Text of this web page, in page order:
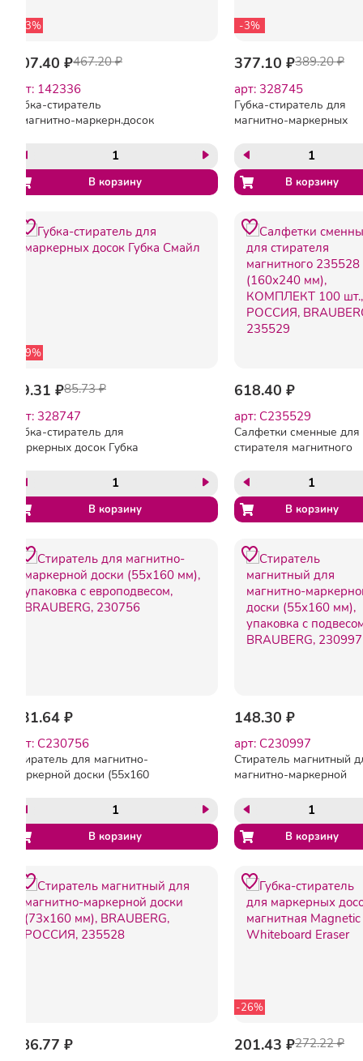
-13%
407.40 ₽467.20 ₽
арт: 142336
Губка-стиратель
д.магнитно-маркерн.досок
бел
-3%
377.10 ₽389.20 ₽
арт: 328745
Губка-стиратель для
магнитно-маркерных
(55x160мм),син
-19%
69.31 ₽85.73 ₽
арт: 328747
Губка-стиратель для
маркерных досок Губка
618.40 ₽
арт: C235529
Салфетки сменные для
стирателя магнитного
КОМПЛЕКТ 100 шт.,
РОССИЯ, BRAUBERG,
235529
131.64 ₽
арт: C230756
Стиратель для магнитно-
маркерной доски (55х160
европодвесом,
BRAUBERG, 230756
148.30 ₽
арт: C230997
Стиратель магнитный
магнитно-маркерной
упаковка с подвесом,
BRAUBERG, 230997
286.77 ₽
-26%
201.43 ₽272.22 ₽